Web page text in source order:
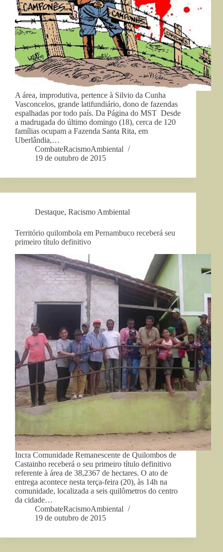
A área, improdutiva, pertence à Silvio da Cunha
Vasconcelos, grande latifundiário, dono de fazendas
espalhadas por todo país. Da Página do MST Desde
a madrugada do último domingo (18), cerca de 120
famílias ocupam a Fazenda Santa Rita, em
Uberlândia,…
CombateRacismoAmbiental
19 de outubro de 2015
Destaque, Racismo Ambiental
Território quilombola em Pernambuco receberá seu
primeiro título definitivo
Incra Comunidade Remanescente de Quilombos de
Castainho receberá o seu primeiro título definitivo
referente à área de 38,2367 de hectares. O ato de
entrega acontece nesta terça-feira (20), às 14h na
comunidade, localizada a seis quilômetros do centro
da cidade…
CombateRacismoAmbiental
19 de outubro de 2015